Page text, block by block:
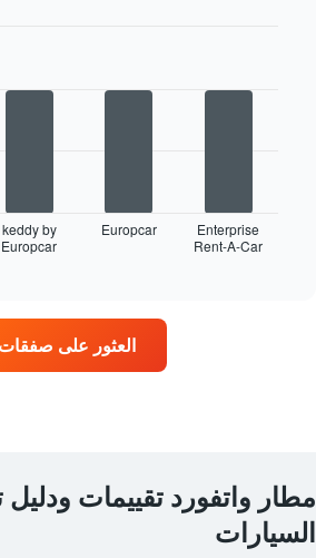
التالي
شركات
Y
الذي
يعرض
4
Enterprise
Rent-A-Car
Europcar
keddy by
Europcar
العثور على صفقات
مطار واتفورد تقييمات ودليل
السيارات